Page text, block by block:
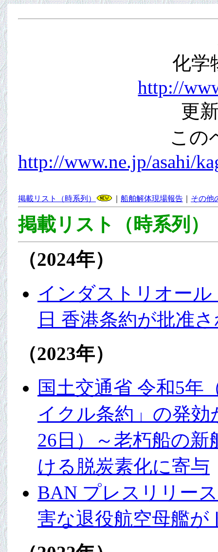
化学
http://
更
この
http://www.ne.jp/asahi/
掲載リスト（時系列） 船舶解体現場報告 その他
掲載リスト（時系列）
（2024年）
インダストリオール
日 香港条約が批准
（2023年）
国土交通省 令和5年
イクル条約」の発効
26日）～老朽船の
ける脱炭素化に寄与
BAN プレスリリー
害な退役航空母艦